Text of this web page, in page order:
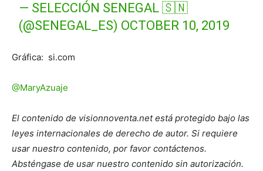
— SELECCIÓN SENEGAL 🇸🇳
(@SENEGAL_ES) OCTOBER 10, 2019
Gráfica: si.com
@MaryAzuaje
El contenido de visionnoventa.net está protegido bajo las
leyes internacionales de derecho de autor. Si requiere
usar nuestro contenido, por favor contáctenos.
Absténgase de usar nuestro contenido sin autorización.